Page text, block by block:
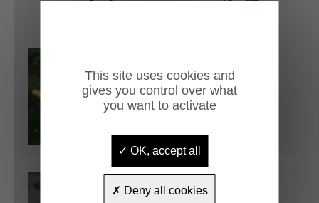
This site uses cookies and
gives you control over what
you want to activate
OK, accept all
Deny all cookies